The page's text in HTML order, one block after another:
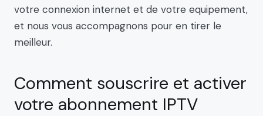
votre connexion internet et de votre equipement,
et nous vous accompagnons pour en tirer le
meilleur.
Comment souscrire et activer
votre abonnement IPTV